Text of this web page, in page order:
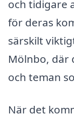
och tidigare
för deras
särskilt
Mölnbo, där
och teman
När det